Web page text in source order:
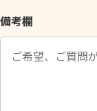
空
の
備考欄